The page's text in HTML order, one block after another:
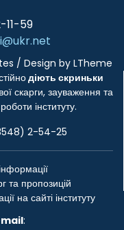
59
/ Design by LTheme
діють скриньки
скарги, зауваження та
інституту.
2-54-25
та пропозицій
на сайті інституту
mail: